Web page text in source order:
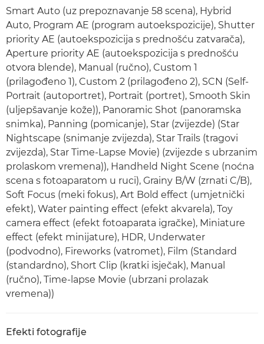
Smart Auto (uz prepoznavanje 58 scena), Hybrid
Auto, Program AE (program autoekspozicije), Shutter
priority AE (autoekspozicija s prednošću zatvarača),
Aperture priority AE (autoekspozicija s prednošću
otvora blende), Manual (ručno), Custom 1
(prilagođeno 1), Custom 2 (prilagođeno 2), SCN (Self-
Portrait (autoportret), Portrait (portret), Smooth Skin
(uljepšavanje kože)), Panoramic Shot (panoramska
snimka), Panning (pomicanje), Star (zvijezde) (Star
Nightscape (snimanje zvijezda), Star Trails (tragovi
zvijezda), Star Time-Lapse Movie) (zvijezde s ubrzanim
prolaskom vremena)), Handheld Night Scene (noćna
scena s fotoaparatom u ruci), Grainy B/W (zrnati C/B),
Soft Focus (meki fokus), Art Bold effect (umjetnički
efekt), Water painting effect (efekt akvarela), Toy
camera effect (efekt fotoaparata igračke), Miniature
effect (efekt minijature), HDR, Underwater
(podvodno), Fireworks (vatromet), Film (Standard
(standardno), Short Clip (kratki isječak), Manual
(ručno), Time-lapse Movie (ubrzani prolazak
vremena))
Efekti fotografije